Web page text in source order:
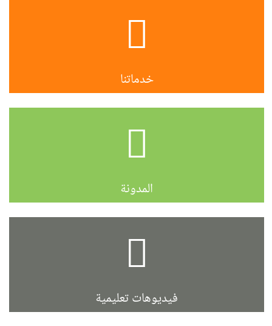
خدماتنا
المدونة
فيديوهات تعليمية